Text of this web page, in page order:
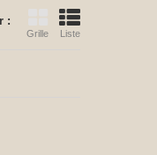
:
Grille Liste